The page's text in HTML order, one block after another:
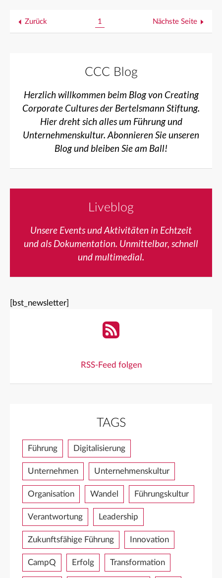
Zurück 1 Nächste Seite
CCC Blog
Herzlich willkommen beim Blog von Creating
Corporate Cultures der Bertelsmann Stiftung.
Hier dreht sich alles um Führung und
Unternehmenskultur. Abonnieren Sie unseren
Blog und bleiben Sie am Ball!
Liveblog
Unsere Events und Aktivitäten in Echtzeit
und als Dokumentation. Unmittelbar, schnell
und multimedial.
[bst_newsletter]
RSS-Feed folgen
TAGS
Führung Digitalisierung
Unternehmen Unternehmenskultur
Organisation Wandel Führungskultur
Verantwortung Leadership
Zukunftsfähige Führung Innovation
CampQ Erfolg Transformation